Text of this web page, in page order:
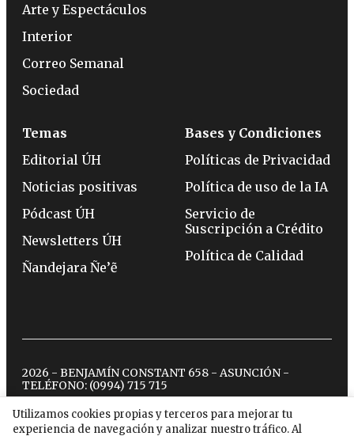
Utilizamos cookies propias y terceros para mejorar tu
experiencia de navegación y analizar nuestro tráfico. Al
Arte y Espectáculos
Interior
Correo Semanal
Sociedad
Temas
Editorial ÚH
Noticias positivas
Pódcast ÚH
Newsletters ÚH
Ñandejara Ñe’ẽ
Bases y Condiciones
Políticas de Privacidad
Política de uso de la IA
Servicio de
Suscripción a Crédito
Política de Calidad
2026 - BENJAMÍN CONSTANT 658 - ASUNCIÓN -
TELÉFONO: (0994) 715 715